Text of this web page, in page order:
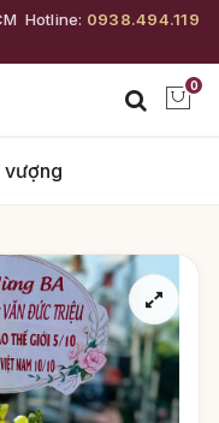
Hotline: 0938.494.119
0
vượng